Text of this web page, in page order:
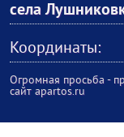
села
Координаты:
Огромная просьба -
сайт apartos.ru